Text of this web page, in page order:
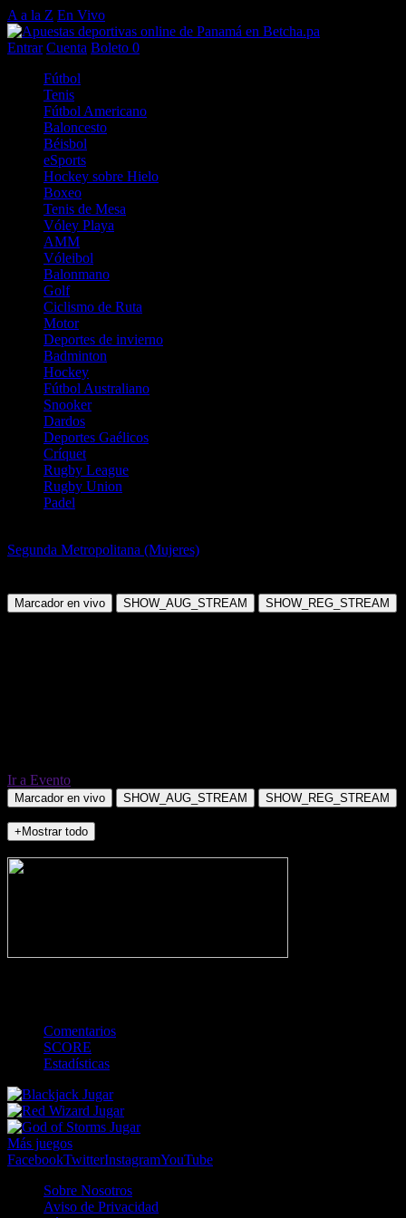
A a la Z En Vivo
Entrar Cuenta Boleto 0
Fútbol
Tenis
Fútbol Americano
Baloncesto
Béisbol
eSports
Hockey sobre Hielo
Boxeo
Tenis de Mesa
Vóley Playa
AMM
Vóleibol
Balonmano
Golf
Ciclismo de Ruta
Motor
Deportes de invierno
Badminton
Hockey
Fútbol Australiano
Snooker
Dardos
Deportes Gaélicos
Críquet
Rugby League
Rugby Union
Padel
Segunda Metropolitana (Mujeres)
Marcador en vivo SHOW_AUG_STREAM SHOW_REG_STREAM
Ir a Evento
Marcador en vivo SHOW_AUG_STREAM SHOW_REG_STREAM
+Mostrar todo
Comentarios
SCORE
Estadísticas
Jugar
Jugar
Jugar
Más juegos
FacebookTwitterInstagramYouTube
Sobre Nosotros
Aviso de Privacidad